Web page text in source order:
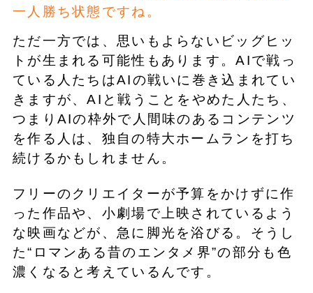
一人勝ち状態ですね。
ただ一方では、思いもよらないビッグヒッ
トが生まれる可能性もあります。AIで戦っ
ている人たちはAIの戦いに巻き込まれてい
きますが、AIと戦うことをやめた人たち、
つまりAIの枠外で人間味のあるコンテンツ
を作る人は、独自の特大ホームランを打ち
続けるかもしれません。
フリーのクリエイターが予算をかけずに作
った作品や、小劇場で上映されているよう
な映画などが、急に脚光を浴びる。そうし
た“ロマンある昔のエンタメ界”の部分も色
濃くなると考えているんです。